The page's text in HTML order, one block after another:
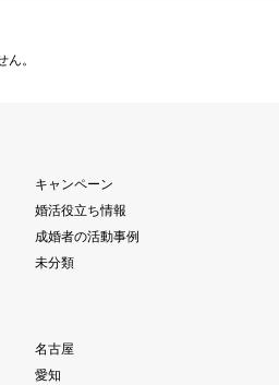
。
キャンペーン
婚活役立ち情報
成婚者の活動事例
未分類
名古屋
愛知